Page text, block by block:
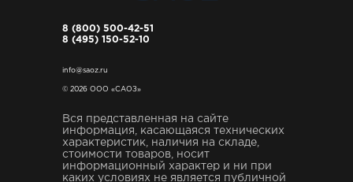
8 (800) 500-42-51
8 (495) 150-52-10
info@saoz.ru
© 2026 ООО «САОЗ»
Вся представленная на сайте
информация, касающаяся технических
характеристик, наличия на складе,
стоимости товаров, носит
информационный характер и ни при
каких условиях не является публичной